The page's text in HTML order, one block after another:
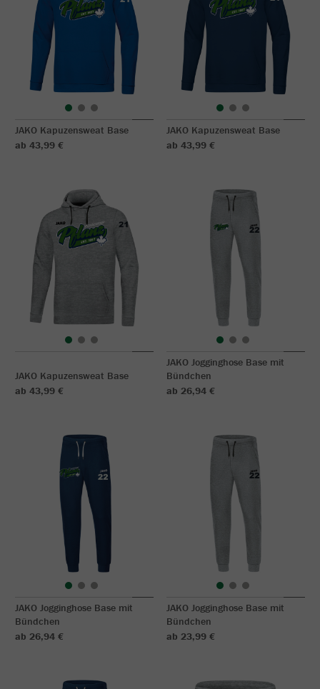
JAKO Kapuzensweat Base
ab 43,99 €
JAKO Kapuzensweat Base
ab 43,99 €
JAKO Kapuzensweat Base
ab 43,99 €
JAKO Jogginghose Base mit
Bündchen
ab 26,94 €
JAKO Jogginghose Base mit
Bündchen
ab 26,94 €
JAKO Jogginghose Base mit
Bündchen
ab 23,99 €